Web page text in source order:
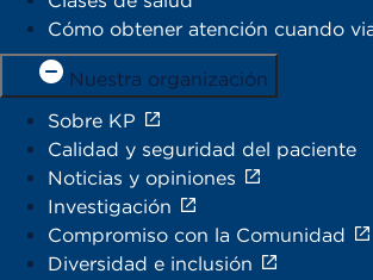
Cómo obtener atención cuando
Nuestra organización
Sobre KP
Calidad y seguridad del paciente
Noticias y opiniones
Investigación
Compromiso con la Comunidad
Diversidad e inclusión